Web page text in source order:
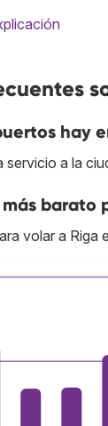
hay
servicio a la
barato
volar a Riga